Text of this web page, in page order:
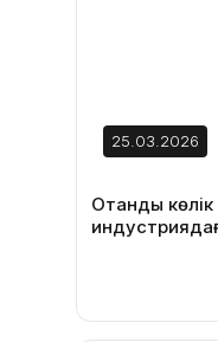
25.03.2026
Отандық көлік